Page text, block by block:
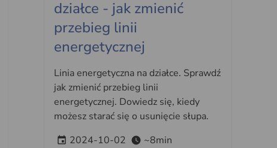
działce - jak zmienić
przebieg linii
energetycznej
Linia energetyczna na działce. Sprawdź
jak zmienić przebieg linii
energetycznej. Dowiedz się, kiedy
możesz starać się o usunięcie słupa.
2024-10-02
~8min